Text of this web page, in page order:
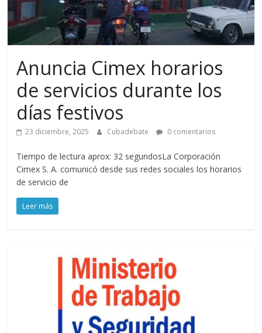
Anuncia Cimex horarios
de servicios durante los
días festivos
23 diciembre, 2025 Cubadebate 0 comentarios
Tiempo de lectura aprox: 32 segundosLa Corporación
Cimex S. A. comunicó desde sus redes sociales los horarios
de servicio de
Leer más